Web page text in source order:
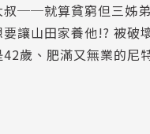
──就算貧窮但三姊
讓山田家養他!? 被破
歲、肥滿又無業的尼